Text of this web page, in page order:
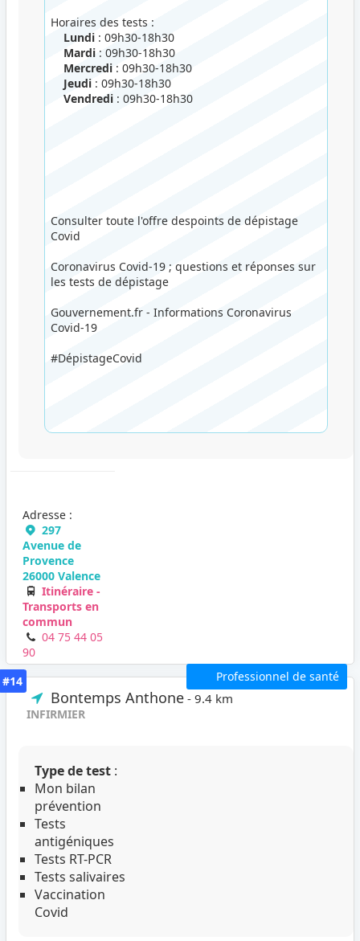
Horaires des tests :
Lundi : 09h30-18h30
Mardi : 09h30-18h30
Mercredi : 09h30-18h30
Jeudi : 09h30-18h30
Vendredi : 09h30-18h30
Consulter toute l'offre despoints de dépistage
Covid
Coronavirus Covid-19 ; questions et réponses sur
les tests de dépistage
Gouvernement.fr - Informations Coronavirus
Covid-19
#DépistageCovid
Adresse :
297
Avenue de
Provence
26000 Valence
Itinéraire -
Transports en
commun
04 75 44 05
90
Professionnel de santé
#14
Bontemps Anthone - 9.4 km
INFIRMIER
Type de test :
Mon bilan
prévention
Tests
antigéniques
Tests RT-PCR
Tests salivaires
Vaccination
Covid